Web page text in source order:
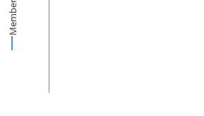
Members